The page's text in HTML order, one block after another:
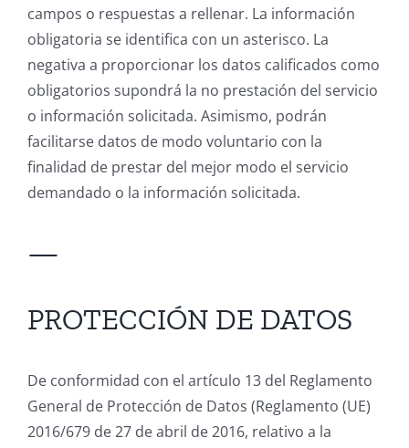
campos o respuestas a rellenar. La información
obligatoria se identifica con un asterisco. La
negativa a proporcionar los datos calificados como
obligatorios supondrá la no prestación del servicio
o información solicitada. Asimismo, podrán
facilitarse datos de modo voluntario con la
finalidad de prestar del mejor modo el servicio
demandado o la información solicitada.
—
PROTECCIÓN DE DATOS
De conformidad con el artículo 13 del Reglamento
General de Protección de Datos (Reglamento (UE)
2016/679 de 27 de abril de 2016, relativo a la